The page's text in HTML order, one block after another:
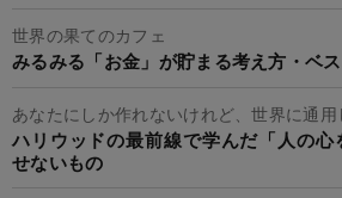
世界の果てのカフェ
みるみる「お金」が貯まる考え方・ベ
あなたにしか作れないけれど、世界に通
ハリウッドの最前線で学んだ「人の
せないもの